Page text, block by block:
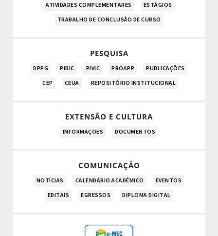
ATIVIDADES COMPLEMENTARES
ESTÁGIOS
TRABALHO DE CONCLUSÃO DE CURSO
PESQUISA
DPPG PIBIC PIVIC PROAPP
PUBLICAÇÕES
CEP
CEUA REPOSITÓRIO INSTITUCIONAL
EXTENSÃO E CULTURA
INFORMAÇÕES DOCUMENTOS
COMUNICAÇÃO
NOTÍCIAS CALENDÁRIO ACADÊMICO
EVENTOS
EDITAIS
EGRESSOS DIPLOMA DIGITAL